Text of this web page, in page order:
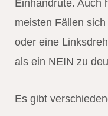
Einhandrute. Auch
meisten Fällen
oder eine
als ein NEIN zu
Es gibt